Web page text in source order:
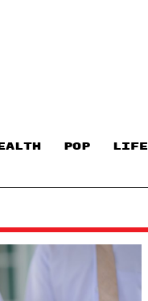
POP LIFE